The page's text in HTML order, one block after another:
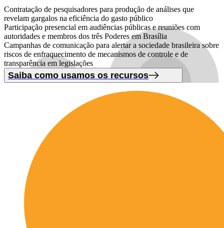
Contratação de pesquisadores para produção de análises que
revelam gargalos na eficiência do gasto público
Participação presencial em audiências públicas e reuniões com
autoridades e membros dos três Poderes em Brasília
Campanhas de comunicação para alertar a sociedade brasileira sobre
riscos de enfraquecimento de mecanismos de controle e de
transparência em legislações
Saiba como usamos os recursos